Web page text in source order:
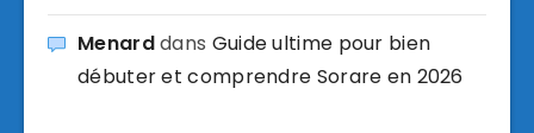
Menarddans Guide ultime pour bien
débuter et comprendre Sorare en 2026